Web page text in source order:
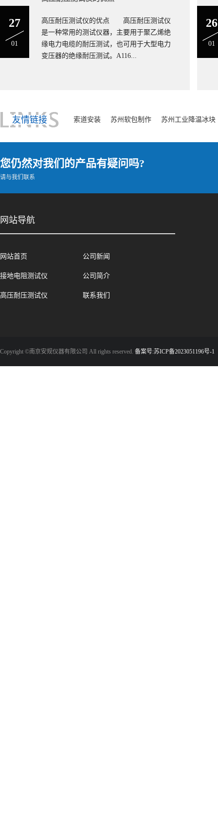
27
01
高压耐压测试仪的优点 高压耐压测试仪
是一种常用的测试仪器，主要用于聚乙烯绝
缘电力电缆的耐压测试，也可用于大型电力
变压器的绝缘耐压测试。A116...
26
01
友情链接 索道安装 苏州软包制作 苏州工业降温冰块
您仍然对我们的产品有疑问吗?
请与我们联系
网站导航
网站首页 公司新闻
接地电阻测试仪 公司简介
高压耐压测试仪 联系我们
Copyright ©南京安规仪器有限公司 All rights reserved. 备案号:苏ICP备2023051196号-1